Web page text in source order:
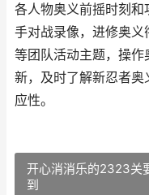
各人物奥义前摇时刻
手对战录像，进修奥
等团队活动主题，操
新，及时了解新忍者
应性。
开心消消乐的2323关
到